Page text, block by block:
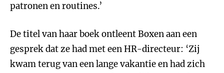
patronen en routines.’
De titel van haar boek ontleent Boxen aan een
gesprek dat ze had met een HR-directeur: ‘Zij
kwam terug van een lange vakantie en had zich